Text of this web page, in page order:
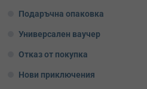
Подаръчна опаковка
Универсален ваучер
Отказ от покупка
Нови приключения